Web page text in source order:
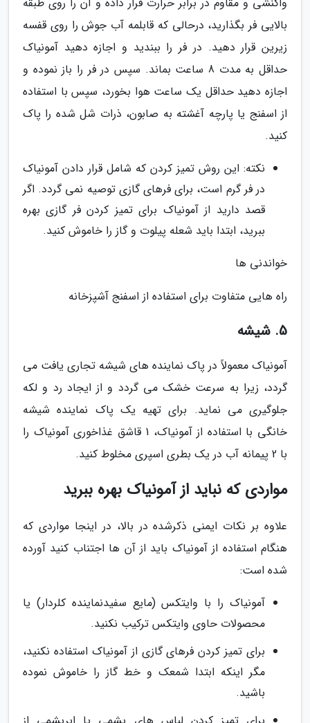
بالایی فر بگذارید، درحالی که قابلمه آب جوش را روی قفسه
زیرین قرار دهید. در فر را ببندید و اجازه دهید آمونیاک
حداقل به مدت 8 ساعت بماند. سپس در فر را باز نموده و
اجازه دهید حداقل یک ساعت هوا بخورد، سپس با استفاده
از اسفنج یا پارچه آغشته به صابون، ذرات شل شده را پاک
کنید.
نکته: این روش تمیز کردن که شامل قرار دادن آمونیاک
در فر گرم است، برای فرهای گازی توصیه نمی گردد. اگر
قصد دارید از آمونیاک برای تمیز کردن فر گازی بهره
ببرید، ابتدا باید شعله پیلوت و گاز را خاموش کنید.
خواندنی ها
راه هایی متفاوت برای استفاده از اسفنج آشپزخانه
5. شیشه
آمونیاک معمولاً در پاک نماینده های شیشه تجاری یافت می
گردد، زیرا به سرعت خشک می گردد و از ایجاد رد و لکه
جلوگیری می نماید. برای تهیه یک پاک نماینده شیشه
خانگی با استفاده از آمونیاک، 1 قاشق غذاخوری آمونیاک را
با 2 پیمانه آب در یک بطری اسپری مخلوط کنید.
مواردی که نباید از آمونیاک بهره ببرید
علاوه بر نکات ایمنی ذکرشده در بالا، در اینجا مواردی که
هنگام استفاده از آمونیاک باید از آن ها اجتناب کنید آورده
شده است:
آمونیاک را با وایتکس (مایع سفیدنماینده کلردار) یا
محصولات حاوی وایتکس ترکیب نکنید.
برای تمیز کردن فرهای گازی از آمونیاک استفاده نکنید،
مگر اینکه ابتدا شمعک و خط گاز را خاموش نموده
باشید.